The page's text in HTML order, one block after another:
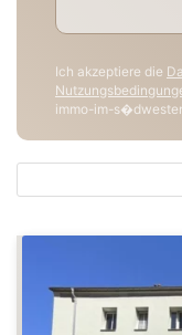
Ich akzeptiere die
immo-im-